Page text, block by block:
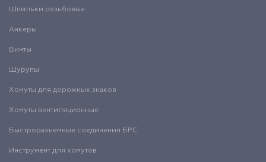
Шпильки резьбовые
Анкеры
Винты
Шурупы
Хомуты для дорожных знаков
Хомуты вентиляционные
Быстроразъемные соединения БРС
Инструмент для хомутов